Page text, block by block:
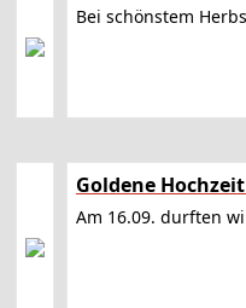
Bei schönstem
Goldene
Am 16.09. durften